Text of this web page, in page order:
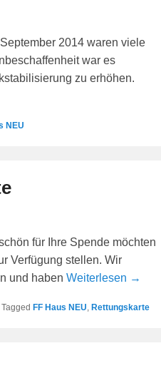
2014 waren viele
war es
zu erhöhen.
NEU
für Ihre Spende möchten
Verfügung stellen. Wir
und haben Weiterlesen →
Tagged FF Haus NEU Rettungskarte